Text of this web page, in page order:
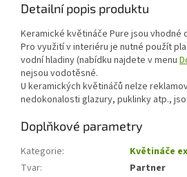
Detailní popis produktu
Keramické květináče Pure jsou vhodné
Pro využití v interiéru je nutné použít
vodní hladiny (nabídku najdete v menu
nejsou vodotěsné.
U keramických květináčů nelze
nedokonalosti glazury, puklinky atp.,
Doplňkové parametry
Kategorie:
Květináče
Tvar:
Partner